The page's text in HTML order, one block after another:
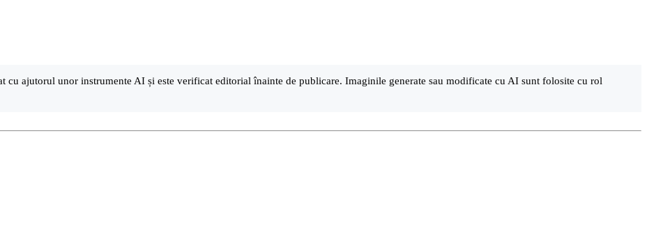
cu ajutorul unor instrumente AI și este verificat editorial înainte de publicare. Imaginile generate sau modificate cu AI sunt folosite cu rol